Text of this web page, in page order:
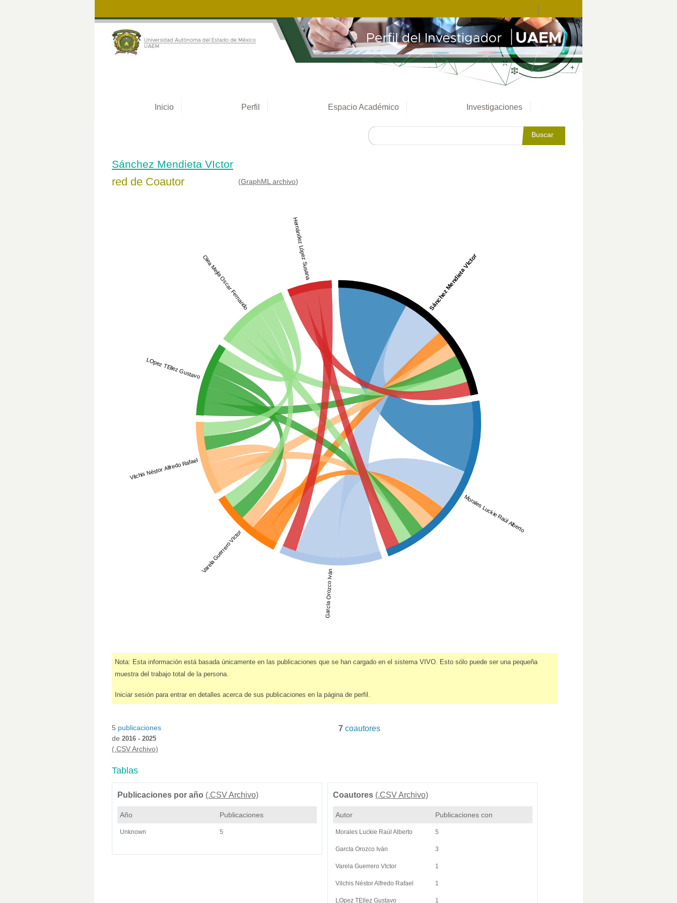
Iniciar sesión
Inicio Perfil Espacio Académico Investigaciones
Sánchez Mendieta VIctor
red de Coautor (GraphML archivo)
Sánchez Mendieta VIctor
Morales Luckie Raúl Alberto
GarcIa Orozco Iván
Varela Guerrero VIctor
Vilchis Néstor Alfredo Rafael
LOpez TEllez Gustavo
Olea MejIa Oscar Fernando
Hernández López Susana
Nota: Esta información está basada únicamente en las publicaciones que se han cargado en el sistema VIVO. Esto sólo puede ser una pequeña
muestra del trabajo total de la persona.
Iniciar sesión para entrar en detalles acerca de sus publicaciones en la página de perfil.
5 publicaciones
de 2016 - 2025
(.CSV Archivo)
7 coautores
Tablas
Publicaciones por año (.CSV Archivo)
Año Publicaciones
Unknown 5
Coautores (.CSV Archivo)
Autor Publicaciones con
Morales Luckie Raúl Alberto 5
GarcIa Orozco Iván 3
Varela Guerrero VIctor 1
Vilchis Néstor Alfredo Rafael 1
LOpez TEllez Gustavo 1